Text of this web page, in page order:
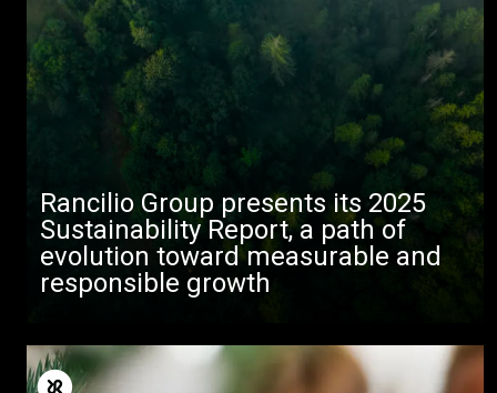
Rancilio Group presents its 2025
Sustainability Report, a path of
evolution toward measurable and
responsible growth